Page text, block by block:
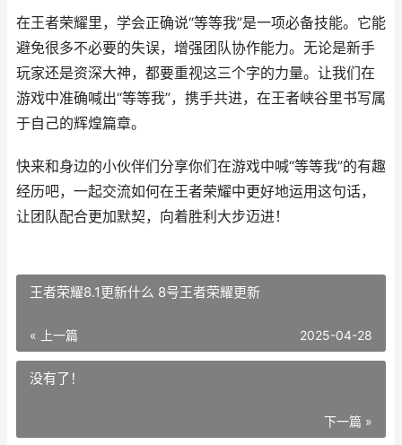
在王者荣耀里，学会正确说“等等我”是一项必备技能。它能
避免很多不必要的失误，增强团队协作能力。无论是新手
玩家还是资深大神，都要重视这三个字的力量。让我们在
游戏中准确喊出“等等我”，携手共进，在王者峡谷里书写属
于自己的辉煌篇章。
快来和身边的小伙伴们分享你们在游戏中喊“等等我”的有趣
经历吧，一起交流如何在王者荣耀中更好地运用这句话，
让团队配合更加默契，向着胜利大步迈进！
王者荣耀8.1更新什么 8号王者荣耀更新
« 上一篇 2025-04-28
没有了！
下一篇 »